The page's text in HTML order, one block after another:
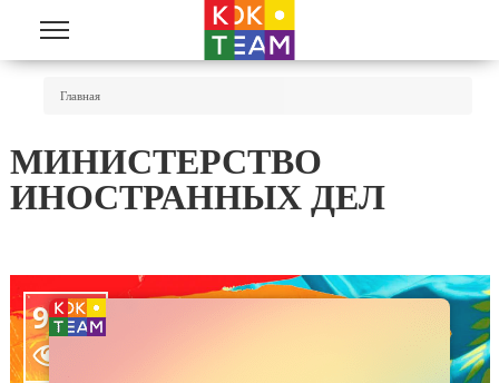
Перейти к основному содержанию
Главная
МИНИСТЕРСТВО
ИНОСТРАННЫХ ДЕЛ
9565
